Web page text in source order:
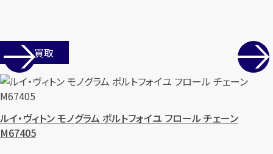
店舗買取
ルイ・ヴィトン モノグラム ポルトフォイユ フロール チェーン
M67405